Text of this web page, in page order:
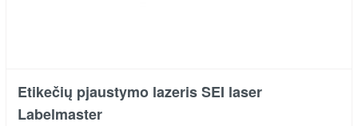
Etikečių pjaustymo lazeris SEI laser
Labelmaster